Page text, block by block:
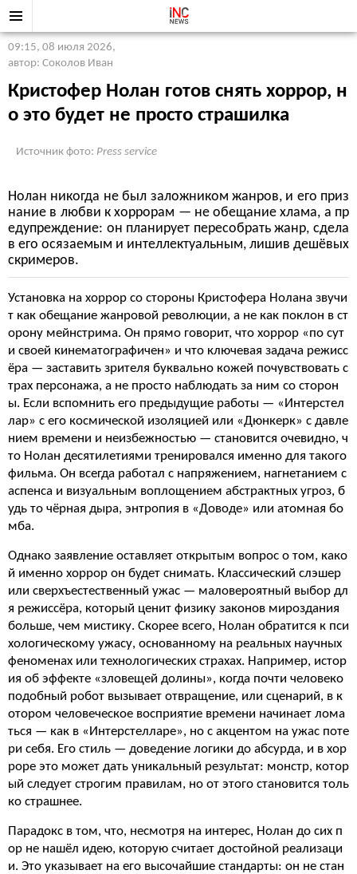
09:15, 08 июля 2026,
автор: Соколов Иван
Кристофер Нолан готов снять хоррор, н
о это будет не просто страшилка
Источник фото: Press service
Нолан никогда не был заложником жанров, и его приз
нание в любви к хоррорам — не обещание хлама, а пр
едупреждение: он планирует пересобрать жанр, сдела
в его осязаемым и интеллектуальным, лишив дешёвых
скримеров.
Установка на хоррор со стороны Кристофера Нолана звучи
т как обещание жанровой революции, а не как поклон в ст
орону мейнстрима. Он прямо говорит, что хоррор «по сут
и своей кинематографичен» и что ключевая задача режисс
ёра — заставить зрителя буквально кожей почувствовать с
трах персонажа, а не просто наблюдать за ним со сторон
ы. Если вспомнить его предыдущие работы — «Интерстел
лар» с его космической изоляцией или «Дюнкерк» с давле
нием времени и неизбежностью — становится очевидно, ч
то Нолан десятилетиями тренировался именно для такого
фильма. Он всегда работал с напряжением, нагнетанием с
аспенса и визуальным воплощением абстрактных угроз, б
удь то чёрная дыра, энтропия в «Доводе» или атомная бо
мба.
Однако заявление оставляет открытым вопрос о том, како
й именно хоррор он будет снимать. Классический слэшер
или сверхъестественный ужас — маловероятный выбор дл
я режиссёра, который ценит физику законов мироздания
больше, чем мистику. Скорее всего, Нолан обратится к пси
хологическому ужасу, основанному на реальных научных
феноменах или технологических страхах. Например, истор
ия об эффекте «зловещей долины», когда почти человеко
подобный робот вызывает отвращение, или сценарий, в к
отором человеческое восприятие времени начинает лома
ться — как в «Интерстелларе», но с акцентом на ужас поте
ри себя. Его стиль — доведение логики до абсурда, и в хор
роре это может дать уникальный результат: монстр, котор
ый следует строгим правилам, но от этого становится толь
ко страшнее.
Парадокс в том, что, несмотря на интерес, Нолан до сих п
ор не нашёл идею, которую считает достойной реализаци
и. Это указывает на его высочайшие стандарты: он не стан